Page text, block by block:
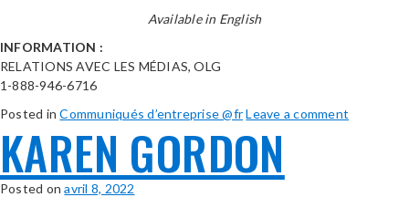
Available in English
INFORMATION :
RELATIONS AVEC LES MÉDIAS, OLG
1-888-946-6716
Posted inCommuniqués d’entreprise @frLeave a comment
KAREN GORDON
Posted onavril 8, 2022